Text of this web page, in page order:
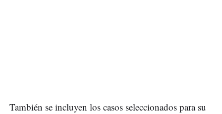
También se incluyen los casos seleccionados para su